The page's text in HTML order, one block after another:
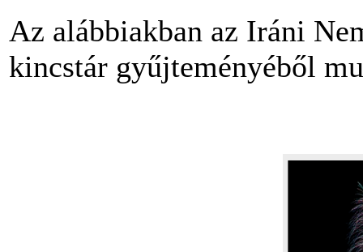
Az alábbiakban az Iráni
kincstár gyűjteményéből